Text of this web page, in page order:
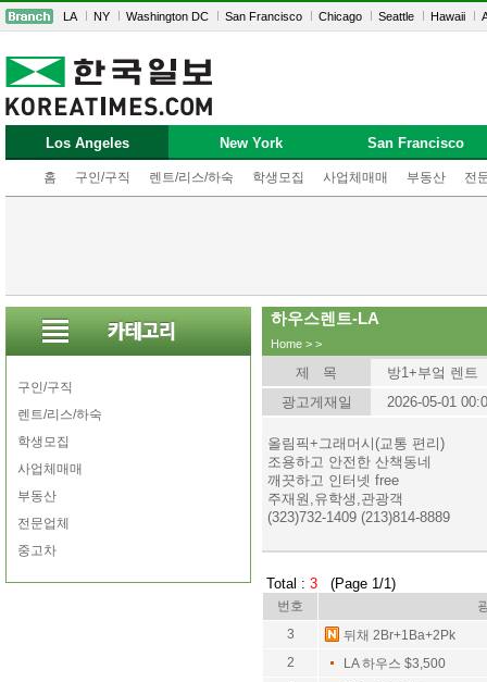
LA NY Washington DC San Francisco Chicago Seattle Hawaii
Los Angeles
홈 구인/구직 렌트/리스/하숙 학생모집 사업체매매 부동산 전
New York San Francisco
구인/구직
렌트/리스/하숙
학생모집
사업체매매
부동산
전문업체
중고차
하우스렌트-LA
Home > >
제 목
방1+부엌 렌트
광고게재일
2026-05-01
올림픽+그래머시(교통 편리)
조용하고 안전한 산책동네
깨끗하고 인터넷 free
주재원,유학생,관광객
(323)732-1409 (213)814-8889
Total : 3 (Page 1/1)
번호
3
뒤채 2Br+1Ba+2Pk
2
LA 하우스 $3,500